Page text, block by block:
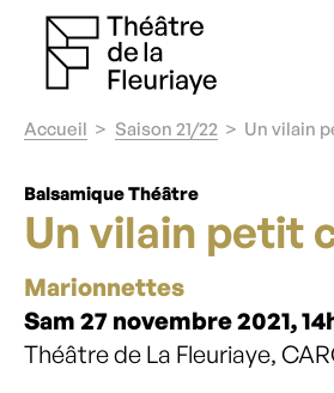
Accueil Saison 21/22 Un vilain
Balsamique Théâtre
Un vilain petit
Marionnettes
Sam 27 novembre 2021,
Théâtre de La Fleuriaye,